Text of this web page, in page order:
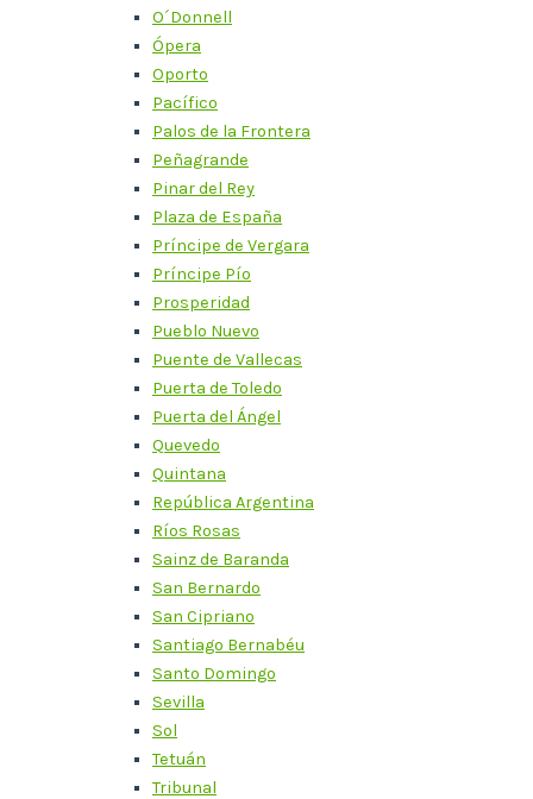
O´Donnell
Ópera
Oporto
Pacífico
Palos de la Frontera
Peñagrande
Pinar del Rey
Plaza de España
Príncipe de Vergara
Príncipe Pío
Prosperidad
Pueblo Nuevo
Puente de Vallecas
Puerta de Toledo
Puerta del Ángel
Quevedo
Quintana
República Argentina
Ríos Rosas
Sainz de Baranda
San Bernardo
San Cipriano
Santiago Bernabéu
Santo Domingo
Sevilla
Sol
Tetuán
Tribunal